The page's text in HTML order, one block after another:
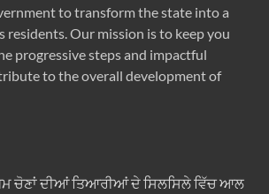
to transform the state into a
residents. Our mission is to keep you
progressive steps and impactful
to the overall development of
ਚੋਣਾਂ ਦੀਆਂ ਤਿਆਰੀਆਂ ਦੇ ਸਿਲਸਿਲੇ ਵਿੱਚ ਆਲ